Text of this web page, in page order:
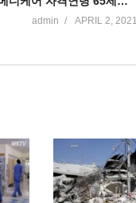
admin APRIL 2, 2021